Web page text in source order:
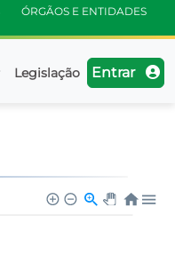
ÓRGÃOS E ENTIDADES
Legislação Entrar